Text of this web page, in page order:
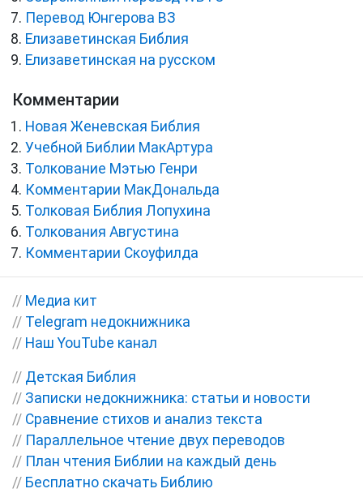
Перевод Юнгерова ВЗ
Елизаветинская Библия
Елизаветинская на русском
Комментарии
Новая Женевская Библия
Учебной Библии МакАртура
Толкование Мэтью Генри
Комментарии МакДональда
Толковая Библия Лопухина
Толкования Августина
Комментарии Скоуфилда
// Медиа кит
// Telegram недокнижника
// Наш YouTube канал
// Детская Библия
// Записки недокнижника: статьи и новости
// Сравнение стихов и анализ текста
// Параллельное чтение двух переводов
// План чтения Библии на каждый день
// Бесплатно скачать Библию